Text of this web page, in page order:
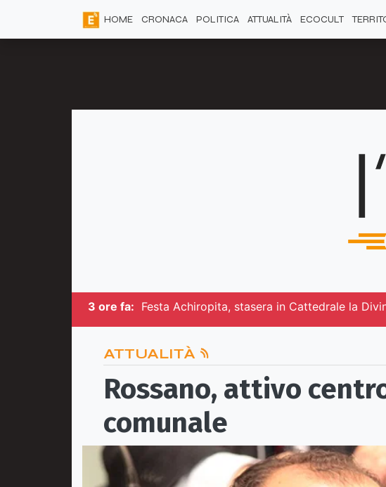
HOME CRONACA POLITICA ATTUALITÀ ECOCULT
3 ore fa: Festa Achiropita, stasera in Cattedrale la
ATTUALITÀ
Rossano, attivo
comunale